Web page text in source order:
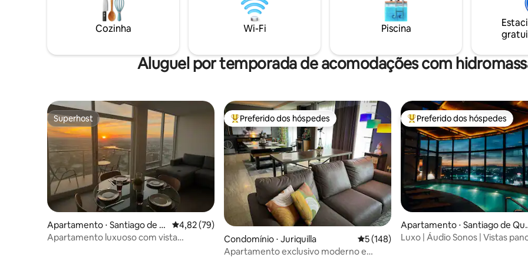
Se você está procurando conforto, boa
localização e um ambiente acolhedor,
nossa casa é perfeita para você!
Cozinha Wi-Fi Piscina
Aluguel por temporada de acomodações com
Superhost
Superhost
Apartamento ⋅ Santiago de Q
uerétaro
4,82 de uma avaliação média de 5, 79 avaliações
4,82 (79)
Apartamento luxuoso com vista
Entre os melhores preferidos dos hóspedes
Preferido dos hóspedes
Condomínio ⋅ Juriquilla 5 de uma avaliação média de 5, 148
5 (148)
Apartamento exclusivo moderno e
Entre os melhores preferidos
Preferido dos hóspedes
Apartamento ⋅ Santiago de
étaro
Luxo | Áudio Sonos | Vistas